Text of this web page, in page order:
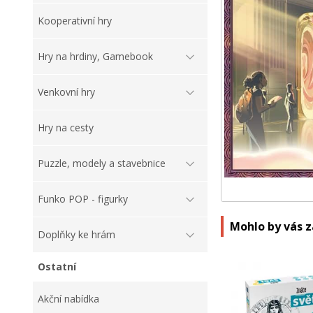
Kooperativní hry
Hry na hrdiny, Gamebook
Venkovní hry
Hry na cesty
Puzzle, modely a stavebnice
Funko POP - figurky
Doplňky ke hrám
Ostatní
Akční nabídka
Mohlo by vás